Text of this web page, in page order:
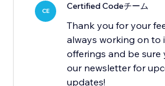
CE Certified Codeチーム
Thank you for your
always working on to
offerings and be sure
our newsletter for
updates!